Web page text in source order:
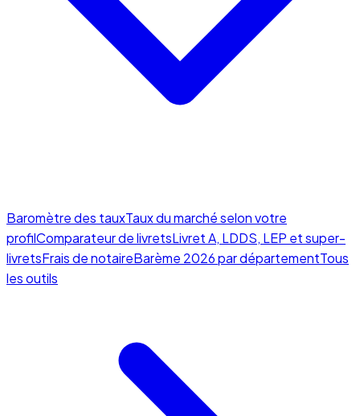
Baromètre des tauxTaux du marché selon votre
profilComparateur de livretsLivret A, LDDS, LEP et super-
livretsFrais de notaireBarème 2026 par départementTous
les outils